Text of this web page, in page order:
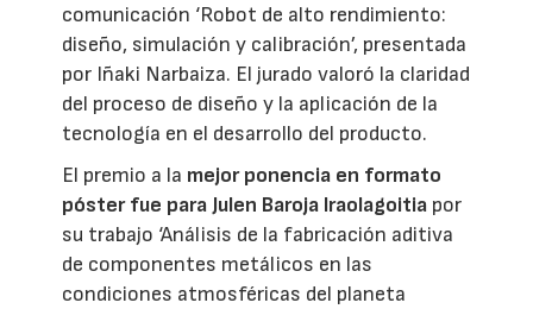
comunicación ‘Robot de alto rendimiento:
diseño, simulación y calibración’, presentada
por Iñaki Narbaiza. El jurado valoró la claridad
del proceso de diseño y la aplicación de la
tecnología en el desarrollo del producto.
El premio a la mejor ponencia en formato
póster fue para Julen Baroja Iraolagoitia por
su trabajo ‘Análisis de la fabricación aditiva
de componentes metálicos en las
condiciones atmosféricas del planeta